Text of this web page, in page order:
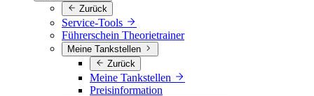
Zurück
Service-Tools
Führerschein Theorietrainer
Meine Tankstellen
Zurück
Meine Tankstellen
Preisinformation